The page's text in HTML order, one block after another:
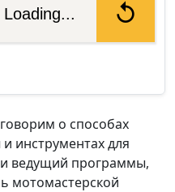
Loading...
о способах
инструментах для
ведущий программы,
мотомастерской